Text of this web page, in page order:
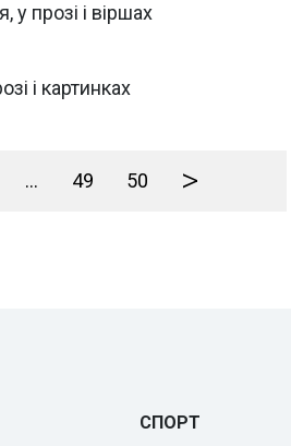
прозі і віршах
і картинках
... 49 50 >
СПОРТ